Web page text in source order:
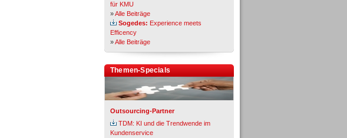
für KMU
»Alle Beiträge
Sogedes: Experience meets
Efficency
»Alle Beiträge
Themen-Specials
Outsourcing-Partner
TDM: KI und die Trendwende im
Kundenservice